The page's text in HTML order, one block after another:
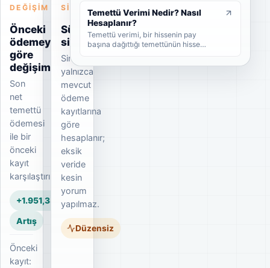
DEĞIŞIM
Önceki
ödemeye
göre
değişim
Son
net
temettü
ödemesi
ile bir
önceki
kayıt
karşılaştırılır.
+1.951,35%
Artış
Önceki
kayıt:
SINYAL
Süreklilik
sinyali
Sinyal
yalnızca
mevcut
ödeme
kayıtlarına
göre
hesaplanır;
eksik
veride
kesin
yorum
yapılmaz.
Düzensiz
Temettü Verimi Nedir? Nasıl
Hesaplanır?
Temettü verimi, bir hissenin pay
başına dağıttığı temettünün hisse
göstergedir. Bu rehberde temettü
veriminin nasıl hesaplandığını, yüksek
temettü veriminin ne anlama geldiğini
yorumlaması gerektiğini sade
örneklerle bulabilirsiniz.